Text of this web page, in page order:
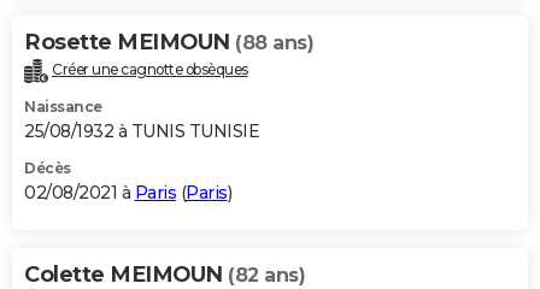
Rosette MEIMOUN (88 ans)
Créer une cagnotte obsèques
Naissance
25/08/1932 à TUNIS TUNISIE
Décès
02/08/2021 à Paris (Paris)
Colette MEIMOUN (82 ans)